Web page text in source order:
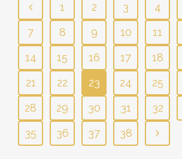
1 2 3 4
7
8 9 10 11
14
15 16 17 18
21
22 23 24 25
28
29 30 31 32
35
36 37 38